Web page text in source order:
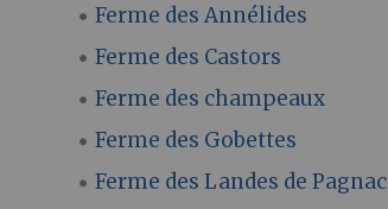
Ferme des Annélides
Ferme des Castors
Ferme des champeaux
Ferme des Gobettes
Ferme des Landes de Pagnac